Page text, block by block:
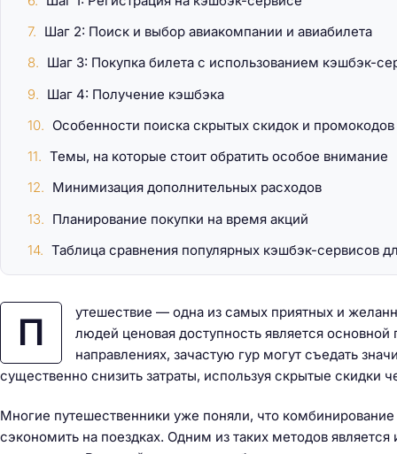
П
утешествие — одна из самых приятных и
людей ценовая доступность является
направлениях, зачастую гур могут съедать
существенно снизить затраты, используя скрытые скидки
Многие путешественники уже поняли, что
сэкономить на поездках. Одним из таких методов
Шаг 2: Поиск и выбор авиакомпании и авиабилета
Шаг 3: Покупка билета с использованием кэшбэк-
Шаг 4: Получение кэшбэка
Особенности поиска скрытых скидок и промокодов
Темы, на которые стоит обратить особое внимание
Минимизация дополнительных расходов
Планирование покупки на время акций
Таблица сравнения популярных кэшбэк-сервисов